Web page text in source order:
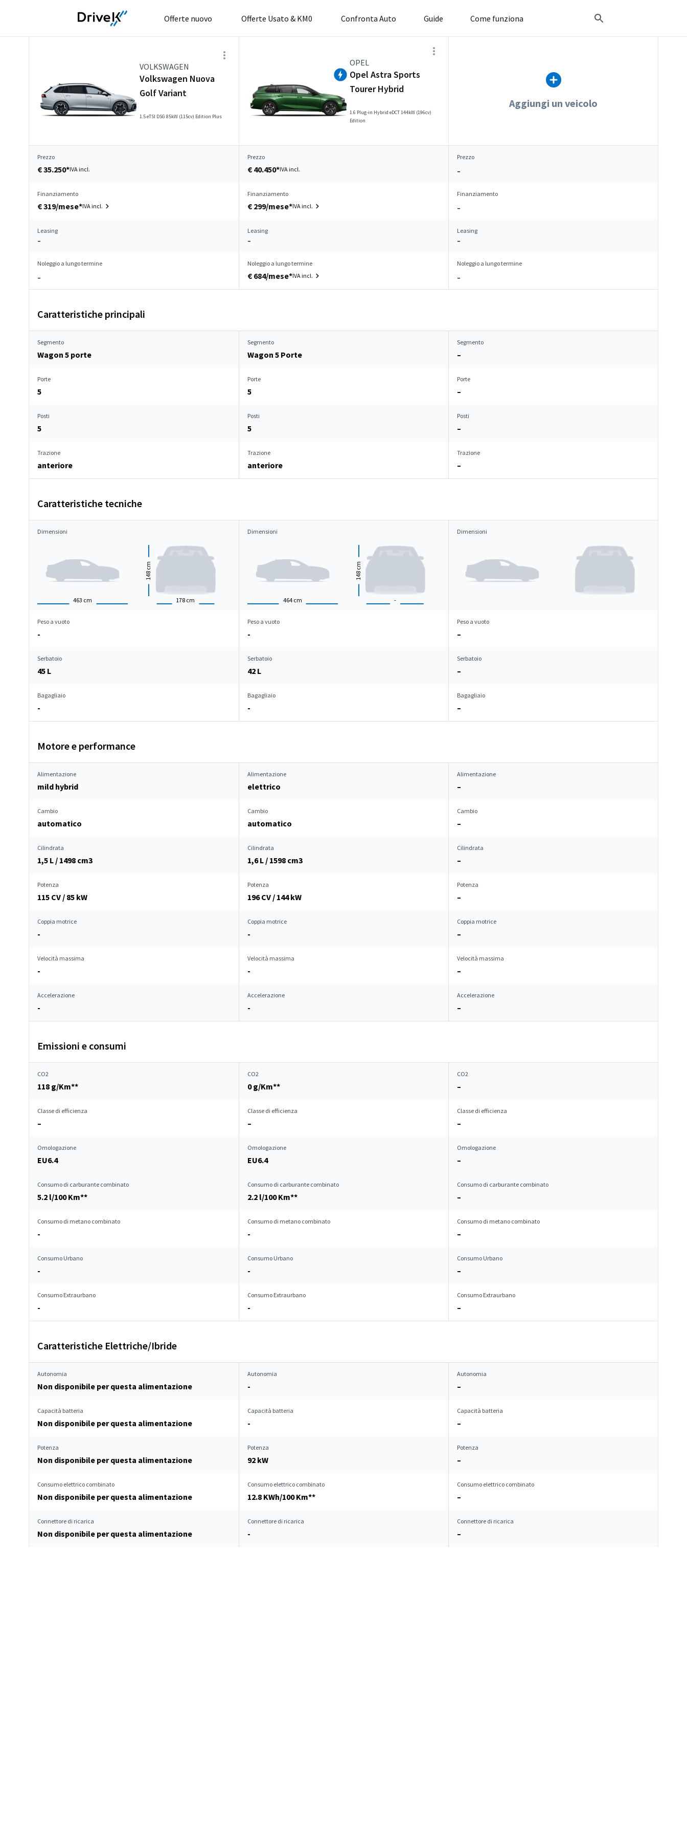
Offerte nuovo Offerte Usato & KM0 Confronta Auto Guide Come funziona
VOLKSWAGEN
Volkswagen Nuova
Golf Variant
1.5 eTSI DSG 85kW (115cv) Edition Plus
OPEL
Opel Astra Sports
Tourer Hybrid
1.6 Plug-in Hybrid eDCT 144kW (196cv)
Edition
Aggiungi un veicolo
Prezzo
€ 35.250*IVA incl.
Prezzo
€ 40.450*IVA incl.
Prezzo
–
Finanziamento
€ 319/mese*IVA incl.
Finanziamento
€ 299/mese*IVA incl.
Finanziamento
–
Leasing
–
Leasing
–
Leasing
–
Noleggio a lungo termine
–
Noleggio a lungo termine
€ 684/mese*IVA incl.
Noleggio a lungo termine
–
Caratteristiche principali
Segmento
Wagon 5 porte
Segmento
Wagon 5 Porte
Segmento
–
Porte
5
Porte
5
Porte
–
Posti
5
Posti
5
Posti
–
Trazione
anteriore
Trazione
anteriore
Trazione
–
Caratteristiche tecniche
Dimensioni
463 cm 178 cm
148
cm
Dimensioni
464 cm -
148
cm
Dimensioni
Peso a vuoto
-
Peso a vuoto
-
Peso a vuoto
–
Serbatoio
45 L
Serbatoio
42 L
Serbatoio
–
Bagagliaio
-
Bagagliaio
-
Bagagliaio
–
Motore e performance
Alimentazione
mild hybrid
Alimentazione
elettrico
Alimentazione
–
Cambio
automatico
Cambio
automatico
Cambio
–
Cilindrata
1,5 L / 1498 cm3
Cilindrata
1,6 L / 1598 cm3
Cilindrata
–
Potenza
115 CV / 85 kW
Potenza
196 CV / 144 kW
Potenza
–
Coppia motrice
-
Coppia motrice
-
Coppia motrice
–
Velocità massima
-
Velocità massima
-
Velocità massima
–
Accelerazione
-
Accelerazione
-
Accelerazione
–
Emissioni e consumi
CO2
118 g/Km**
CO2
0 g/Km**
CO2
–
Classe di efficienza
–
Classe di efficienza
–
Classe di efficienza
–
Omologazione
EU6.4
Omologazione
EU6.4
Omologazione
–
Consumo di carburante combinato
5.2 l/100 Km**
Consumo di carburante combinato
2.2 l/100 Km**
Consumo di carburante combinato
–
Consumo di metano combinato
-
Consumo di metano combinato
-
Consumo di metano combinato
–
Consumo Urbano
-
Consumo Urbano
-
Consumo Urbano
–
Consumo Extraurbano
-
Consumo Extraurbano
-
Consumo Extraurbano
–
Caratteristiche Elettriche/Ibride
Autonomia
Non disponibile per questa alimentazione
Autonomia
-
Autonomia
–
Capacità batteria
Non disponibile per questa alimentazione
Capacità batteria
-
Capacità batteria
–
Potenza
Non disponibile per questa alimentazione
Potenza
92 kW
Potenza
–
Consumo elettrico combinato
Non disponibile per questa alimentazione
Consumo elettrico combinato
12.8 KWh/100 Km**
Consumo elettrico combinato
–
Connettore di ricarica
Non disponibile per questa alimentazione
Connettore di ricarica
-
Connettore di ricarica
–